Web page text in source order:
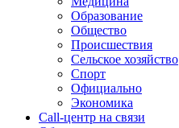
Образование
Общество
Происшествия
Сельское хозяйство
Спорт
Официально
Экономика
Call-центр на связи